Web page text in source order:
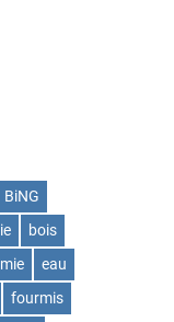
BiNG
bois
eau
fourmis